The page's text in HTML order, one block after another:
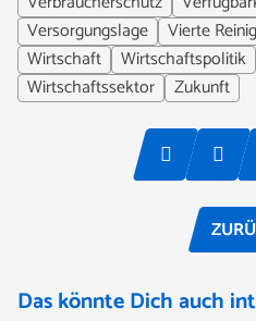
Versorgungslage
Vierte
Wirtschaft
Wirtschaftspolitik
Wirtschaftssektor
Zukunft
Das könnte Dich auch